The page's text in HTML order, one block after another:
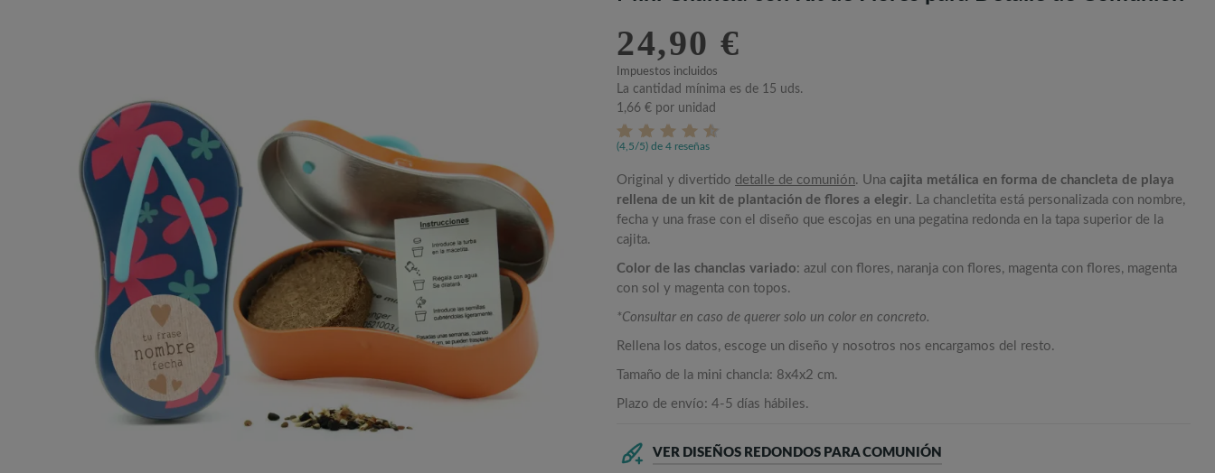
24,90 €
Impuestos incluidos
La cantidad mínima es de 15 uds.
1,66 € por unidad
(4,5/5) de 4 reseñas
Original y divertido detalle de comunión. Una cajita metálica en forma de chancleta de playa
rellena de un kit de plantación de flores a elegir. La chancletita está personalizada con nombre,
fecha y una frase con el diseño que escojas en una pegatina redonda en la tapa superior de la
cajita.
Color de las chanclas variado: azul con flores, naranja con flores, magenta con flores, magenta
con sol y magenta con topos.
*Consultar en caso de querer solo un color en concreto.
Rellena los datos, escoge un diseño y nosotros nos encargamos del resto.
Tamaño de la mini chancla: 8x4x2 cm.
Plazo de envío: 4-5 días hábiles.
VER DISEÑOS REDONDOS PARA COMUNIÓN